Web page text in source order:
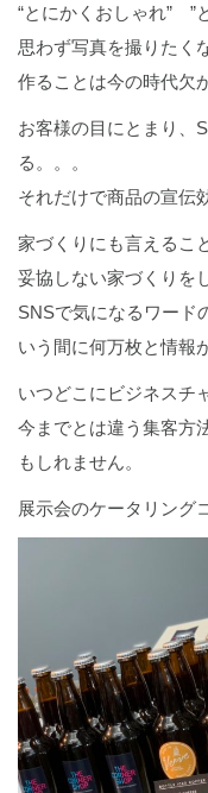
“とにかくおしゃれ” ”
思わず写真を撮りたく
作ることは今の時代欠
お客様の目にとまり、
る。。。
それだけで商品の宣伝
家づくりにも言えるこ
妥協しない家づくりを
SNSで気になるワード
いう間に何万枚と情報
いつどこにビジネスチ
今までとは違う集客方
もしれません。
展示会のケータリング